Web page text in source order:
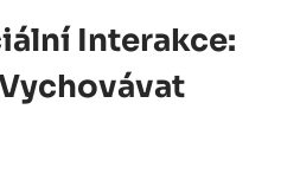
Interakce: